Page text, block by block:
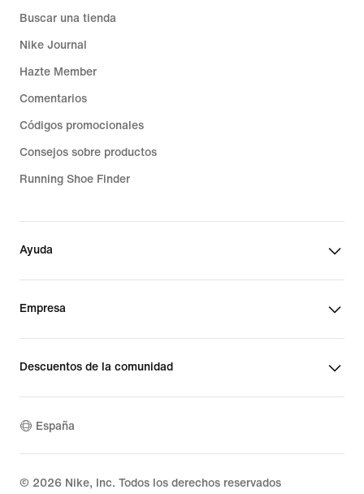
Buscar una tienda
Nike Journal
Hazte Member
Comentarios
Códigos promocionales
Consejos sobre productos
Running Shoe Finder
Ayuda
Empresa
Descuentos de la comunidad
España
© 2026 Nike, Inc. Todos los derechos reservados